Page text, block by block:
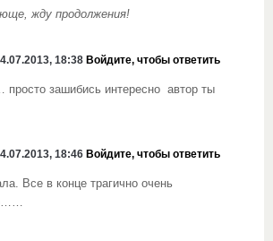
жду продолжения!
18:38 Войдите, чтобы ответить
просто зашибись интересно автор ты
18:46 Войдите, чтобы ответить
Все в конце трагично очень